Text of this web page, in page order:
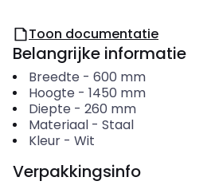
Toon documentatie
Belangrijke informatie
Breedte - 600 mm
Hoogte - 1450 mm
Diepte - 260 mm
Materiaal- Staal
Kleur- Wit
Verpakkingsinfo